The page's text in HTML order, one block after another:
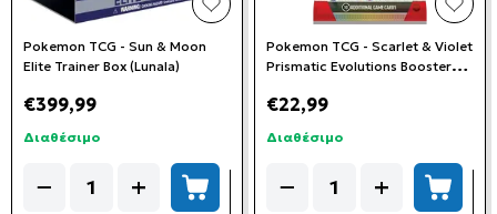
add to wishlist
Pokemon TCG - Sun & Moon
Elite Trainer Box (Lunala)
€399,99
Διαθέσιμο
−
Quantity + add to cart
add
Pokemon TCG - Scarlet & Violet
Prismatic Evolutions Booster
€22,99
Διαθέσιμο
−
Quantity + add